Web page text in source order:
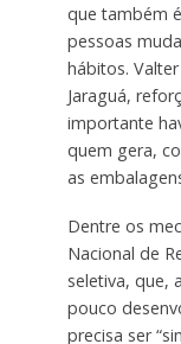
que também
pessoas
hábitos.
Jaraguá,
importante
quem gera,
as
Dentre os
Nacional de
seletiva, que,
pouco
precisa ser